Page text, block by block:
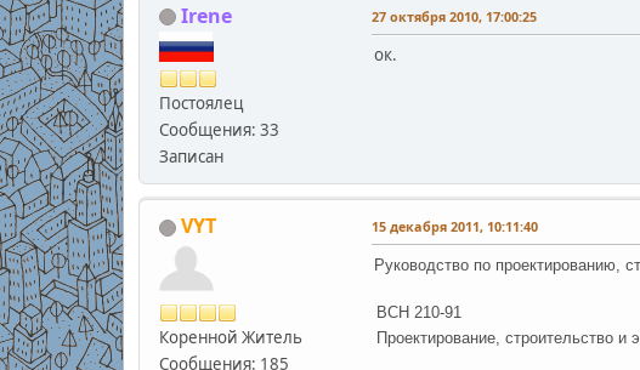
Irene
Постоялец
Сообщения: 33
Записан
27 октября 2010, 17:00:25
ок.
VYT
Коренной Житель
Сообщения: 185
15 декабря 2011, 10:11:40
Руководство по проектированию,
ВСН 210-91
Проектирование, строительство и